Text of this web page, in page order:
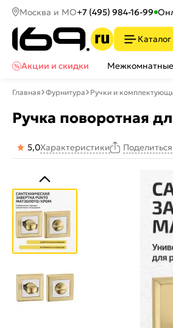
Москва и МО+7 (495) 984-16-99
Каталог
Акции и скидки
Главная Фурнитура Ручки и
Ручка поворотная
5,0Характеристики Поделиться